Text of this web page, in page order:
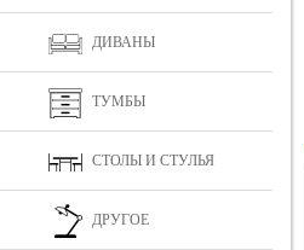
ДИВАНЫ
ТУМБЫ
СТОЛЫ И СТУЛЬЯ
ДРУГОЕ